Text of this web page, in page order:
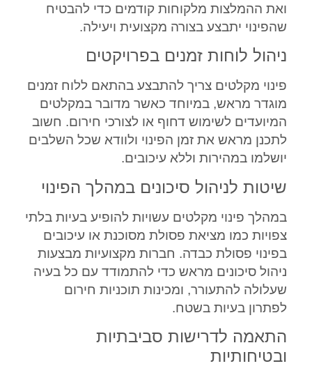
ואת ההמלצות מלקוחות קודמים כדי להבטיח
שהפינוי יתבצע בצורה מקצועית ויעילה.
ניהול לוחות זמנים בפרויקטים
פינוי מקלטים צריך להתבצע בהתאם ללוח זמנים
מוגדר מראש, במיוחד כאשר מדובר במקלטים
המיועדים לשימוש דחוף או לצורכי חירום. חשוב
לתכנן מראש את זמן הפינוי ולוודא שכל השלבים
יושלמו במהירות וללא עיכובים.
שיטות לניהול סיכונים במהלך הפינוי
במהלך פינוי מקלטים עשויות להופיע בעיות בלתי
צפויות כמו מציאת פסולת מסוכנת או עיכובים
בפינוי פסולת כבדה. חברות מקצועיות מבצעות
ניהול סיכונים מראש כדי להתמודד עם כל בעיה
שעלולה להתעורר, ומכינות תוכניות חירום
לפתרון בעיות בשטח.
התאמה לדרישות סביבתיות
ובטיחותיות